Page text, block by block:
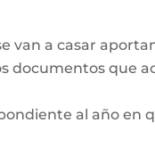
van a casar
documentos que
al año en